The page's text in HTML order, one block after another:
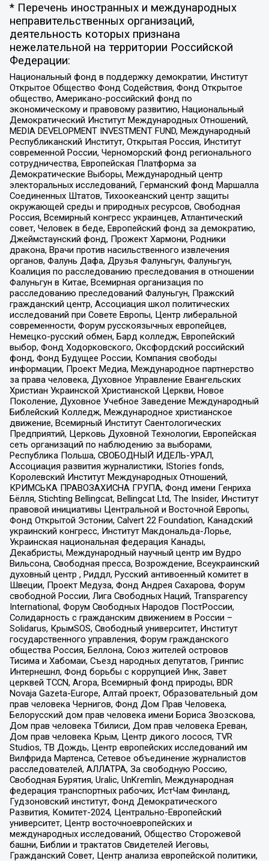
* Перечень иностранных и международных
неправительственных организаций,
деятельность которых признана
нежелательной на территории Российской
Федерации:
Национальный фонд в поддержку демократии, Институт
Открытое Общество Фонд Содействия, Фонд Открытое
общество, Американо-российский фонд по
экономическому и правовому развитию, Национальный
Демократический Институт Международных Отношений,
MEDIA DEVELOPMENT INVESTMENT FUND, Международный
Республиканский Институт, Открытая Россия, Институт
современной России, Черноморский фонд регионального
сотрудничества, Европейская Платформа за
Демократические Выборы, Международный центр
электоральных исследований, Германский фонд Маршалла
Соединенных Штатов, Тихоокеанский центр защиты
окружающей среды и природных ресурсов, Свободная
Россия, Всемирный конгресс украинцев, Атлантический
совет, Человек в беде, Европейский фонд за демократию,
Джеймстаунский фонд, Прожект Хармони, Родники
дракона, Врачи против насильственного извлечения
органов, Фалунь Дафа, Друзья Фалуньгун, Фалуньгун,
Коалиция по расследованию преследования в отношении
Фалуньгун в Китае, Всемирная организация по
расследованию преследований Фалуньгун, Пражский
гражданский центр, Ассоциация школ политических
исследований при Совете Европы, Центр либеральной
современности, Форум русскоязычных европейцев,
Немецко-русский обмен, Бард колледж, Европейский
выбор, Фонд Ходорковского, Оксфордский российский
фонд, Фонд Будущее России, Компания свободы
информации, Проект Медиа, Международное партнерство
за права человека, Духовное Управление Евангельских
Христиан Украинской Христианской Церкви, Новое
Поколение, Духовное Учебное Заведение Международный
Библейский Колледж, Международное христианское
движение, Всемирный Институт Саентологических
Предприятий, Церковь Духовной Технологии, Европейская
сеть организаций по наблюдению за выборами,
Республика Польша, СВОБОДНЫЙ ИДЕЛЬ-УРАЛ,
Ассоциация развития журналистики, IStories fonds,
Королевский Институт Международных Отношений,
КРИМСЬКА ПРАВОЗАХИСНА ГРУПА, Фонд имени Генриха
Бёлля, Stichting Bellingcat, Bellingcat Ltd, The Insider, Институт
правовой инициативы Центральной и Восточной Европы,
Фонд Открытой Эстонии, Calvert 22 Foundation, Канадский
украинский конгресс, Институт Макдональда-Лорье,
Украинская национальная федерация Канады,
Декабристы, Международный научный центр им Вудро
Вильсона, Свободная пресса, Возрождение, Всеукраинский
духовный центр , Риддл, Русский антивоенный комитет в
Швеции, Проект Медуза, Фонд Андрея Сахарова, Форум
свободной России, Лига Свободных Наций, Transparеncy
International, Форум Свободных Народов ПостРоссии,
Солидарность с гражданским движением в России –
Solidarus, КрымSOS, Свободный университет, Институт
государственного управления, Форум гражданского
общества Россия, Беллона, Союз жителей островов
Тисима и Хабомаи, Съезд народных депутатов, Гринпис
Интернешнл, Фонд борьбы с коррупцией Инк, Завет
церквей TCCN, Агора, Всемирный фонд природы, BDR
Novaja Gazeta-Europe, Алтай проект, Образовательный дом
прав человека Чернигов, Фонд Дом Прав Человека,
Белорусский дом прав человека имени Бориса Звозскова,
Дом прав человека Тбилиси, Дом прав человека Ереван,
Дом прав человека Крым, Центр дикого лосося, TVR
Studios, ТВ Дождь, Центр европейских исследований им
Вилфрида Мартенса, Сетевое объединение журналистов
расследователей, АЛЛАТРА, За свободную Россию,
Свободная Бурятия, Uralic, UnKremlin, Международная
федерация транспортных рабочих, ИстЧам Финланд,
Гудзоновский институт, Фонд Демократического
Развития, Комитет-2024, Центрально-Европейский
университет, Центр восточноевропейских и
международных исследований, Общество Сторожевой
башни, Библии и трактатов Свидетелей Иеговы,
Гражданский Совет, Центр анализа европейской политики,